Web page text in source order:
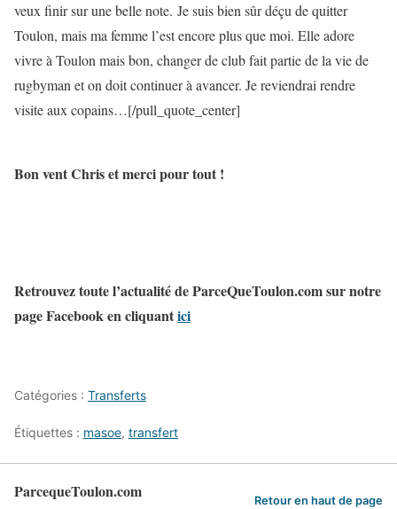
veux finir sur une belle note. Je suis bien sûr déçu de quitter
Toulon, mais ma femme l’est encore plus que moi. Elle adore
vivre à Toulon mais bon, changer de club fait partie de la vie de
rugbyman et on doit continuer à avancer. Je reviendrai rendre
visite aux copains…[/pull_quote_center]
Bon vent Chris et merci pour tout !
Retrouvez toute l’actualité de ParceQueToulon.com sur notre
page Facebook en cliquantici
Catégories : Transferts
Étiquettes : masoe, transfert
ParcequeToulon.com Retour en haut de page